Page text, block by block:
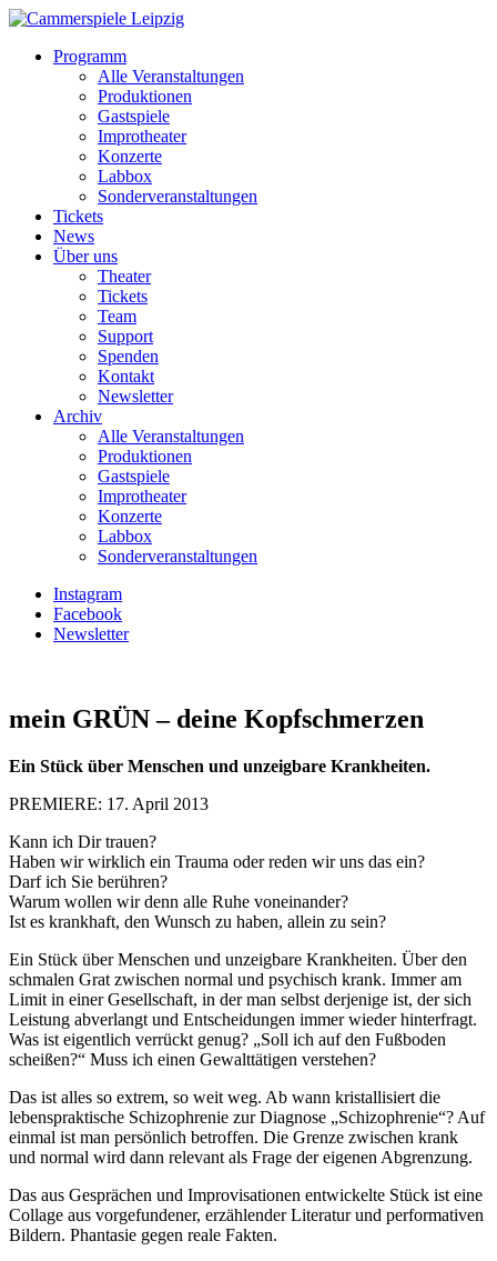
Programm
Alle Veranstaltungen
Produktionen
Gastspiele
Improtheater
Konzerte
Labbox
Sonderveranstaltungen
Tickets
News
Über uns
Theater
Tickets
Team
Support
Spenden
Kontakt
Newsletter
Archiv
Alle Veranstaltungen
Produktionen
Gastspiele
Improtheater
Konzerte
Labbox
Sonderveranstaltungen
Instagram
Facebook
Newsletter
mein GRÜN – deine Kopfschmerzen
Ein Stück über Menschen und unzeigbare Krankheiten.
PREMIERE: 17. April 2013
Kann ich Dir trauen?
Haben wir wirklich ein Trauma oder reden wir uns das ein?
Darf ich Sie berühren?
Warum wollen wir denn alle Ruhe voneinander?
Ist es krankhaft, den Wunsch zu haben, allein zu sein?
Ein Stück über Menschen und unzeigbare Krankheiten. Über den
schmalen Grat zwischen normal und psychisch krank. Immer am
Limit in einer Gesellschaft, in der man selbst derjenige ist, der sich
Leistung abverlangt und Entscheidungen immer wieder hinterfragt.
Was ist eigentlich verrückt genug? „Soll ich auf den Fußboden
scheißen?“ Muss ich einen Gewalttätigen verstehen?
Das ist alles so extrem, so weit weg. Ab wann kristallisiert die
lebenspraktische Schizophrenie zur Diagnose „Schizophrenie“? Auf
einmal ist man persönlich betroffen. Die Grenze zwischen krank
und normal wird dann relevant als Frage der eigenen Abgrenzung.
Das aus Gesprächen und Improvisationen entwickelte Stück ist eine
Collage aus vorgefundener, erzählender Literatur und performativen
Bildern. Phantasie gegen reale Fakten.